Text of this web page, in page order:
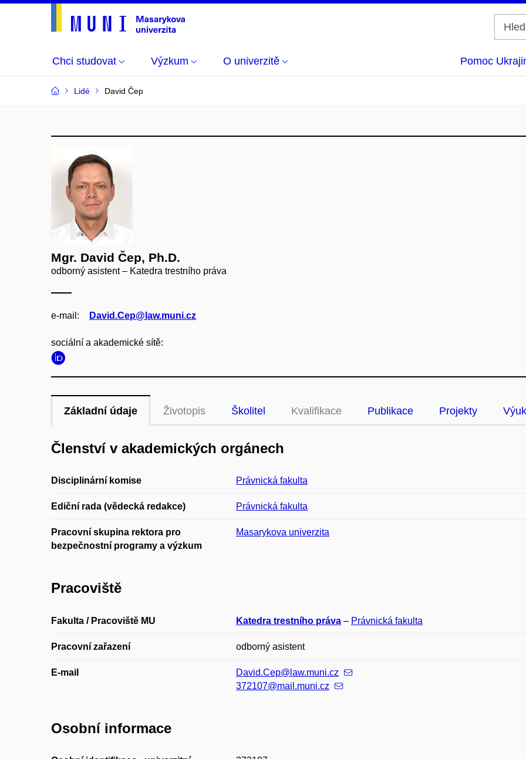
Chci studovat Výzkum O univerzitě Pomoc
Lidé David Čep
Mgr. David Čep, Ph.D.
odborný asistent – Katedra trestního práva
e‑mail: David.Cep@law.muni.cz
sociální a akademické sítě:
Základní údaje Životopis Školitel Kvalifikace Publikace Projekty
Členství v akademických orgánech
Disciplinární komise Právnická fakulta
Ediční rada (vědecká redakce) Právnická fakulta
Pracovní skupina rektora pro
bezpečnostní programy a výzkum
Masarykova univerzita
Pracoviště
Fakulta / Pracoviště MU Katedra trestního práva – Právnická fakulta
Pracovní zařazení odborný asistent
E-mail
David.Cep@law.muni.cz
372107@mail.muni.cz
Osobní informace